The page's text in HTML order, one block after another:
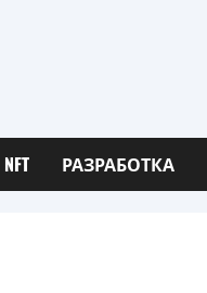
NFT РАЗРАБОТКА